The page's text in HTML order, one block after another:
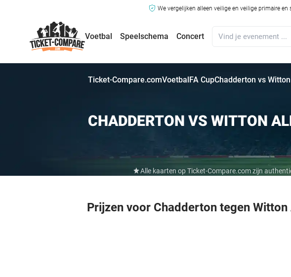
We vergelijken alleen veilige en veilige primaire
Voetbal Speelschema Concert
Ticket-Compare.comVoetbalFA CupChadderton vs
CHADDERTON VS WITTON
Alle kaarten op Ticket-Compare.com zijn
Prijzen voor Chadderton tegen